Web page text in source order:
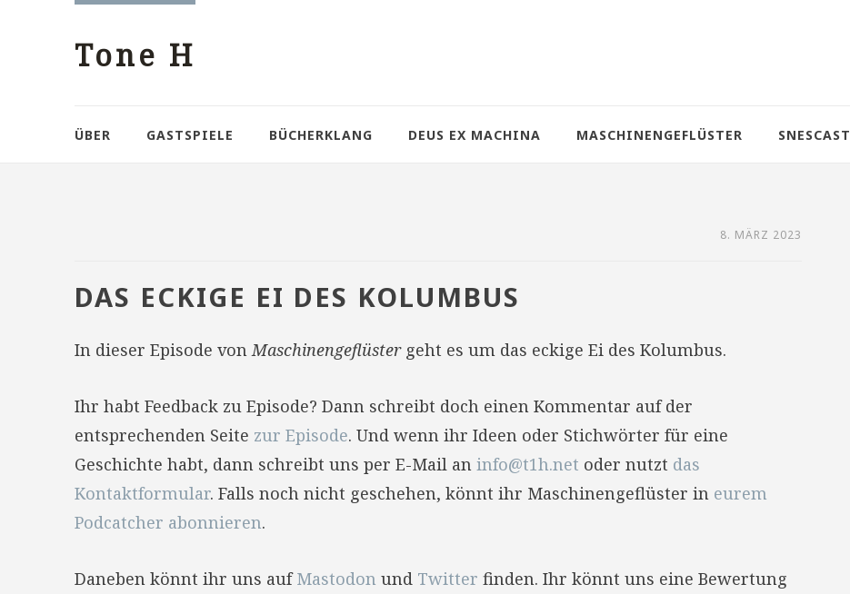
Tone H
ÜBER GASTSPIELE BÜCHERKLANG DEUS EX MACHINA MASCHINENGEFLÜSTER SNESCAST
8. MÄRZ 2023
DAS ECKIGE EI DES KOLUMBUS
In dieser Episode vonMaschinengeflüstergeht es um das eckige Ei des Kolumbus.
Ihr habt Feedback zu Episode? Dann schreibt doch einen Kommentar auf der
entsprechenden Seite zur Episode. Und wenn ihr Ideen oder Stichwörter für eine
Geschichte habt, dann schreibt uns per E-Mail an info@t1h.net oder nutzt das
Kontaktformular. Falls noch nicht geschehen, könnt ihr Maschinengeflüster in eurem
Podcatcher abonnieren.
Daneben könnt ihr uns aufMastodon und Twitter finden. Ihr könnt uns eine Bewertung